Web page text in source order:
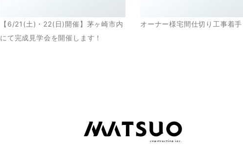
【6/21(土)・22(日)開催】茅ヶ崎市内
にて完成見学会を開催します！
オーナー様宅間仕切り工事着手